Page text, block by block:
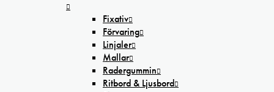
Fixativ
Förvaring
Linjaler
Mallar
Radergummin
Ritbord & Ljusbord